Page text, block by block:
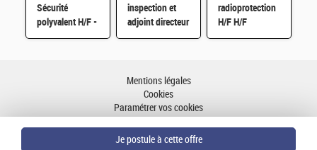
Sécurité
polyvalent H/F -
2026 -
inspection et
adjoint directeur
qualité/inspection
radioprotection
H/F H/F
Mentions légales
Cookies
Paramétrer vos cookies
Plan du site